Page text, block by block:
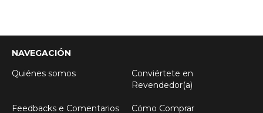
NAVEGACIÓN
Quiénes somos
Conviértete en
Revendedor(a)
Feedbacks e Comentarios Cómo Comprar